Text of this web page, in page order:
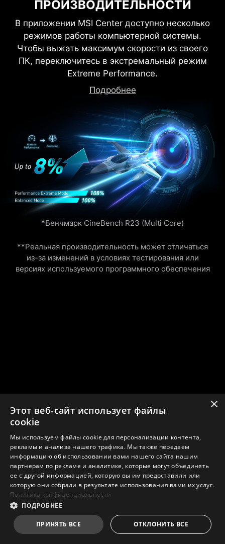
РЕЖИМ ЭКСТРЕМАЛЬНОЙ
ПРОИЗВОДИТЕЛЬНОСТИ
В приложении MSI Center доступно несколько
режимов работы компьютерной системы.
Чтобы выжать максимум скорости из своего
ПК, переключитесь в экстремальный режим
Extreme Performance.
Подробнее
**Реальная производительность может отличаться
из-за изменений в условиях тестирования или
×
Этот веб-сайт использует файлы
cookie
Мы используем файлы cookie для персонализации контента,
рекламы и анализа нашего трафика. Мы также передаем
информацию об использовании вами нашего сайта нашим
партнерам по рекламе и аналитике, которые могут объединять
ее с другой информацией, которую вы им предоставили или
которую они собрали в результате использования вами их услуг.
Политика конфиденциальности
ПОДРОБНЕЕ
ПРИНЯТЬ ВСЕ ОТКЛОНИТЬ ВСЕ